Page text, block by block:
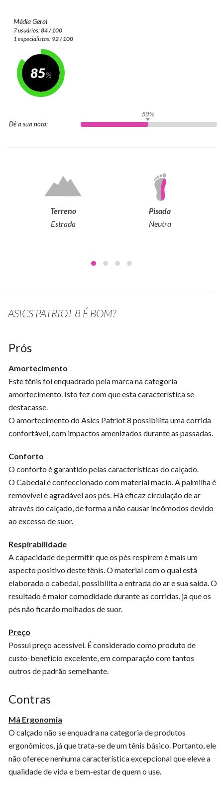
Média Geral
7 usuários:84 / 100
1 especialistas: 92 / 100
85
Dê a sua nota:
50%
Terreno
Estrada
Pisada
Neutra
ASICS PATRIOT 8 É BOM?
Prós
Amortecimento
Este tênis foi enquadrado pela marca na categoria
amortecimento. Isto fez com que esta característica se
destacasse.
O amortecimento do Asics Patriot 8 possibilita uma corrida
confortável, com impactos amenizados durante as passadas.
Conforto
O conforto é garantido pelas características do calçado.
O Cabedal é confeccionado com material macio. A palmilha é
removível e agradável aos pés. Há eficaz circulação de ar
através do calçado, de forma a não causar incômodos devido
ao excesso de suor.
Respirabilidade
A capacidade de permitir que os pés respirem é mais um
aspecto positivo deste tênis. O material com o qual está
elaborado o cabedal, possibilita a entrada do ar e sua saída. O
resultado é maior comodidade durante as corridas, já que os
pés não ficarão molhados de suor.
Preço
Possui preço acessível. É considerado como produto de
custo-benefício excelente, em comparação com tantos
outros de padrão semelhante.
Contras
Má Ergonomia
O calçado não se enquadra na categoria de produtos
ergonômicos, já que trata-se de um tênis básico. Portanto, ele
não oferece nenhuma característica excepcional que eleve a
qualidade de vida e bem-estar de quem o use.